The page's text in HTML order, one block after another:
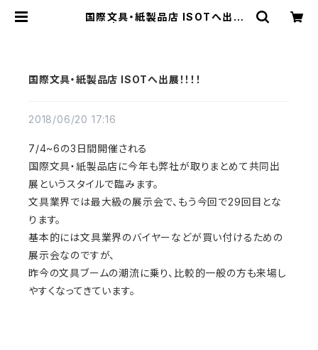
国際文具・紙製品店 ISOTへ出
国際文具・紙製品店 ISOTへ出展！！！！
2018/06/20 17:16
7/4~6の3日間開催される
国際文具・紙製品店に今年も弊社が取りまとめて共同出
展というスタイルで臨みます。
文具業界では最大級の展示会で、もう今回で29回目とな
ります。
基本的には文具業界のバイヤーなどが買い付けるための
展示会なのですが、
昨今の文具ブームの潮流に乗り、比較的一般の方も来場し
やすくなってきています。